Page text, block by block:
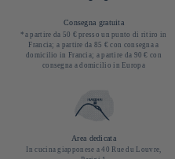
Consegna gratuita
*a partire da 50 € presso un punto di ritiro in
Francia; a partire da 85 € con consegna a
domicilio in Francia; a partire da 90 € con
consegna a domicilio in Europa
Area dedicata
In cucina giapponese a 40 Rue du Louvre,